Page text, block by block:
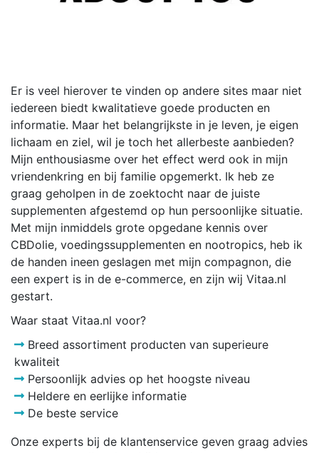
Er is veel hierover te vinden op andere sites maar niet
iedereen biedt kwalitatieve goede producten en
informatie. Maar het belangrijkste in je leven, je eigen
lichaam en ziel, wil je toch het allerbeste aanbieden?
Mijn enthousiasme over het effect werd ook in mijn
vriendenkring en bij familie opgemerkt. Ik heb ze
graag geholpen in de zoektocht naar de juiste
supplementen afgestemd op hun persoonlijke situatie.
Met mijn inmiddels grote opgedane kennis over
CBDolie, voedingssupplementen en nootropics, heb ik
de handen ineen geslagen met mijn compagnon, die
een expert is in de e-commerce, en zijn wij Vitaa.nl
gestart.
Waar staat Vitaa.nl voor?
Breed assortiment producten van superieure
kwaliteit
Persoonlijk advies op het hoogste niveau
Heldere en eerlijke informatie
De beste service
Onze experts bij de klantenservice geven graag advies